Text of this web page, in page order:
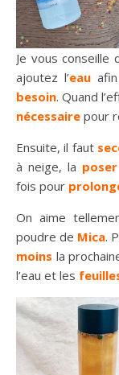
Je vous conseille
ajoutez l’eauafin
besoin. Quand
nécessaire pour
Ensuite, il faut
à neige, la poser
fois pour
On aime
poudre de Mica.
moins la
l’eau et les